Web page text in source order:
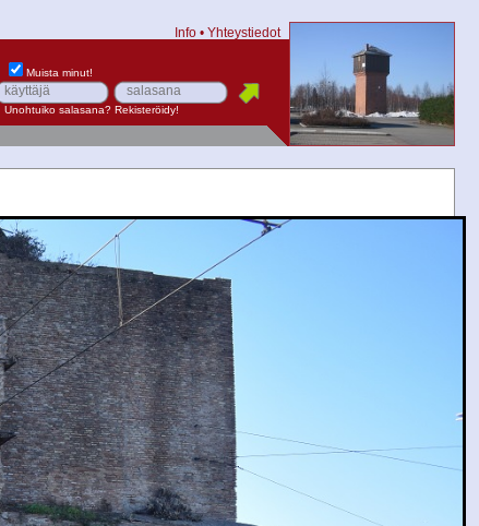
Info • Yhteystiedot
Muista minut!
Unohtuiko salasana? Rekisteröidy!